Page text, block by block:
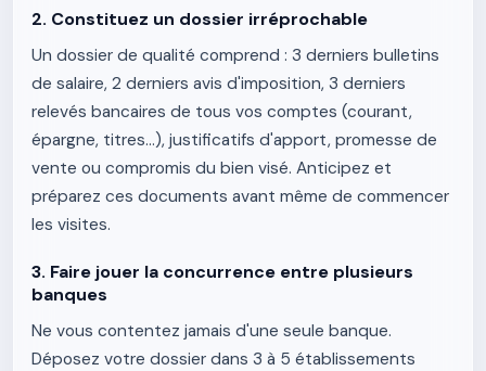
2. Constituez un dossier irréprochable
Un dossier de qualité comprend : 3 derniers bulletins
de salaire, 2 derniers avis d'imposition, 3 derniers
relevés bancaires de tous vos comptes (courant,
épargne, titres…), justificatifs d'apport, promesse de
vente ou compromis du bien visé. Anticipez et
préparez ces documents avant même de commencer
les visites.
3. Faire jouer la concurrence entre plusieurs
banques
Ne vous contentez jamais d'une seule banque.
Déposez votre dossier dans 3 à 5 établissements